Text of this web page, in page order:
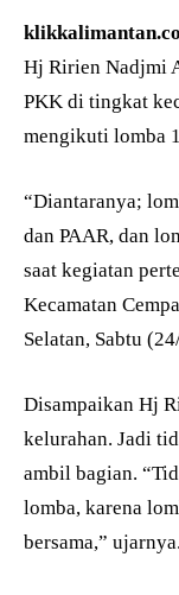
Hj Ririen Nadjmi
PKK di tingkat
mengikuti lomba
“Diantaranya;
dan PAAR, dan
saat kegiatan
Kecamatan
Selatan, Sabtu
Disampaikan Hj
kelurahan. Jadi
ambil bagian.
lomba, karena
bersama,” ujarnya.